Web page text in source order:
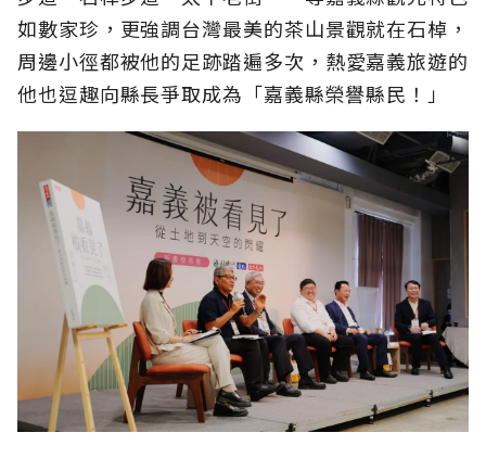
如數家珍，更強調台灣最美的茶山景觀就在石棹，
周邊小徑都被他的足跡踏遍多次，熱愛嘉義旅遊的
他也逗趣向縣長爭取成為「嘉義縣榮譽縣民！」